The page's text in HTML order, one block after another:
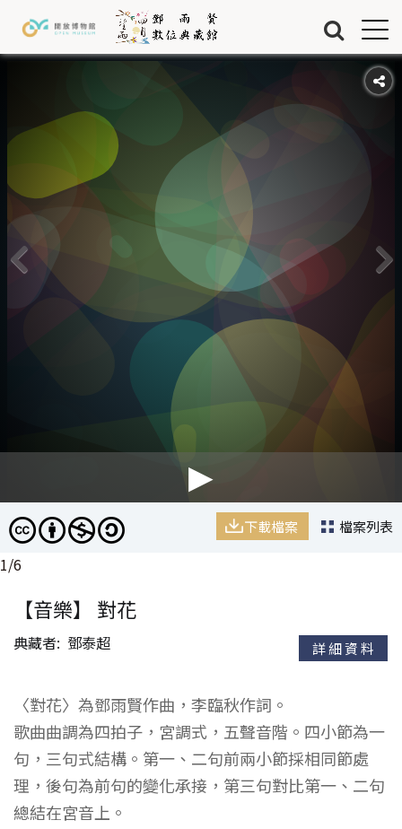
藏品
關於我們
Jump to Navigation
Jump to Main content
下載檔案 檔案列表
下載檔案 檔案列表
下載檔案 檔案列表
下載檔案 檔案列表
下載檔案 檔案列表
下載檔案 檔案列表
1/6
【音樂】 對花
典藏者 鄧泰超 詳細資料
〈對花〉為鄧雨賢作曲，李臨秋作詞。
歌曲曲調為四拍子，宮調式，五聲音階。四小節為一
句，三句式結構。第一、二句前兩小節採相同節處
理，後句為前句的變化承接，第三句對比第一、二句
總結在宮音上。